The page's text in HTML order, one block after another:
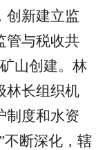
创新建立监
管与税收共
山创建。林
林长组织机
制度和水资
”不断深化，辖